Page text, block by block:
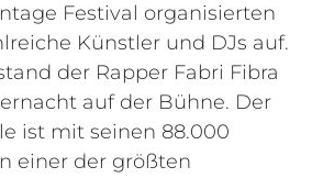
Festival organisierten
Künstler und DJs auf.
der Rapper Fabri Fibra
auf der Bühne. Der
ist mit seinen 88.000
einer der größten